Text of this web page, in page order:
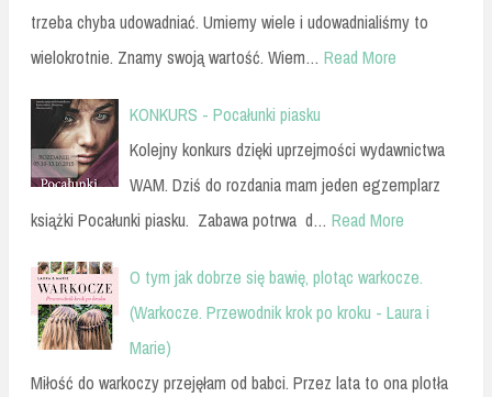
trzeba chyba udowadniać. Umiemy wiele i udowadnialiśmy to
wielokrotnie. Znamy swoją wartość. Wiem… Read More
KONKURS - Pocałunki piasku
Kolejny konkurs dzięki uprzejmości wydawnictwa
WAM. Dziś do rozdania mam jeden egzemplarz
książki Pocałunki piasku. Zabawa potrwa d… Read More
O tym jak dobrze się bawię, plotąc warkocze.
(Warkocze. Przewodnik krok po kroku - Laura i
Marie)
Miłość do warkoczy przejęłam od babci. Przez lata to ona plotła